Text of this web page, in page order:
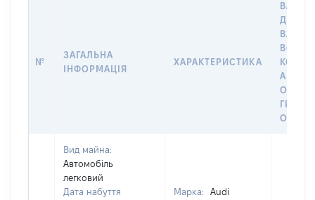
№
ЗАГАЛЬНА
ІНФОРМАЦІЯ
ХАРАКТЕРИСТИКА
ДАТУ
АБО
Вид майна:
Автомобіль
легковий
Дата набуття
Марка:
Audi